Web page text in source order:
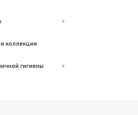
коллекция
гигиены